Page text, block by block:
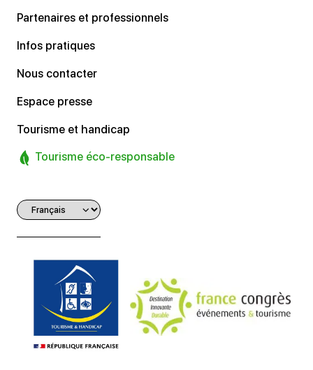
Partenaires et professionnels
Infos pratiques
Nous contacter
Espace presse
Tourisme et handicap
Tourisme éco-responsable